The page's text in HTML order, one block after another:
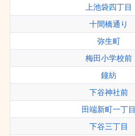
上池袋四丁目
十間橋通り
弥生町
梅田小学校前
鐘紡
下谷神社前
田端新町一丁目
下谷三丁目